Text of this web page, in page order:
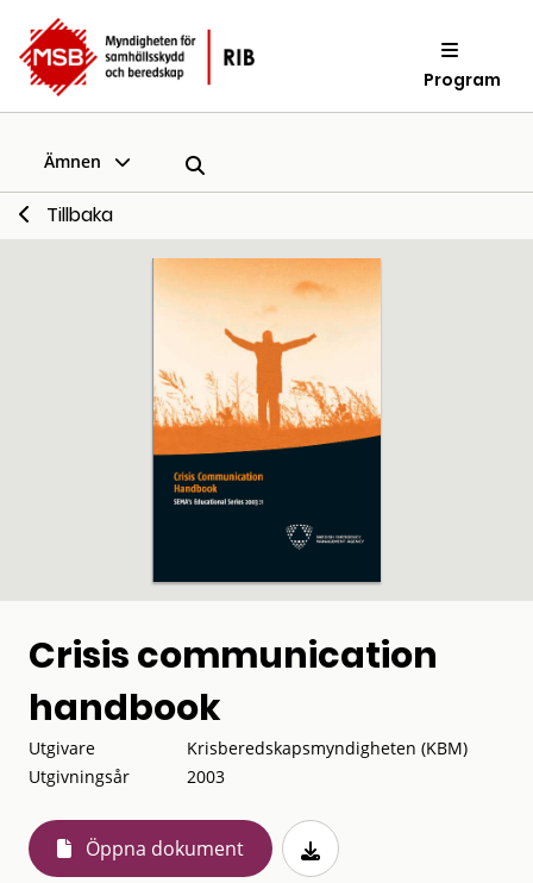
Program
Ämnen
Tillbaka
Crisis communication
handbook
Utgivare
Krisberedskapsmyndigheten (KBM)
Utgivningsår
2003
Öppna dokument